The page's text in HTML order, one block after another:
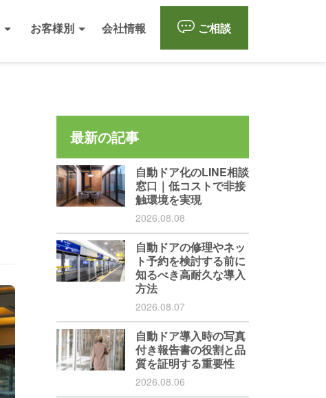
お客様別 会社情報 ご相談
最新の記事
自動ドア化のLINE相談
窓口｜低コストで非接
触環境を実現
2026.08.08
自動ドアの修理やネッ
ト予約を検討する前に
知るべき高耐久な導入
方法
2026.08.07
自動ドア導入時の写真
付き報告書の役割と品
質を証明する重要性
2026.08.06